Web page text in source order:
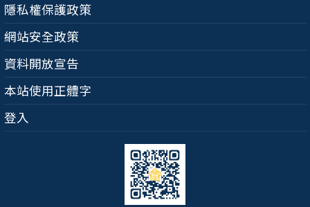
隱私權保護政策
網站安全政策
資料開放宣告
本站使用正體字
登入